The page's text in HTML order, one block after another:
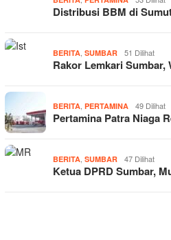
Distribusi BBM di
BERITA SUMBAR 51 Dilihat
Rakor Lemkari
BERITA PERTAMINA 49 Dilihat
Pertamina Patra Niaga
BERITA SUMBAR 47 Dilihat
Ketua DPRD Sumbar,